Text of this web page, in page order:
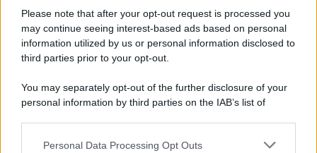
Please note that after your opt-out request is processed you
may continue seeing interest-based ads based on personal
information utilized by us or personal information disclosed to
third parties prior to your opt-out.
You may separately opt-out of the further disclosure of your
personal information by third parties on the IAB’s list of
This information may also be disclosed by us to third parties
Personal Data Processing Opt Outs
Hig Tech Mag
Scoop Mag
Lgbtqia News
Motors Magazine 365
Day Travel 365
Home Magazine 365
Cineverse Magazine
SecondHomeMagazine